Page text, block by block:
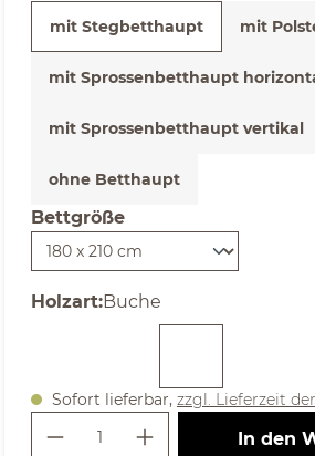
mit Stegbetthaupt mit
mit Sprossenbetthaupt
mit Sprossenbetthaupt vertikal
ohne Betthaupt
Bettgröße
auswählen
Holzartauswählen
:Buche
Sofort lieferbar, zzgl. Lieferzeit
Produkt Anzahl: Gib
In den